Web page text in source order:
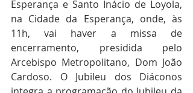
Esperança e Santo Inácio de Loyola,
na Cidade da Esperança, onde, às
11h, vai haver a missa de
encerramento, presidida pelo
Arcebispo Metropolitano, Dom João
Cardoso. O Jubileu dos Diáconos